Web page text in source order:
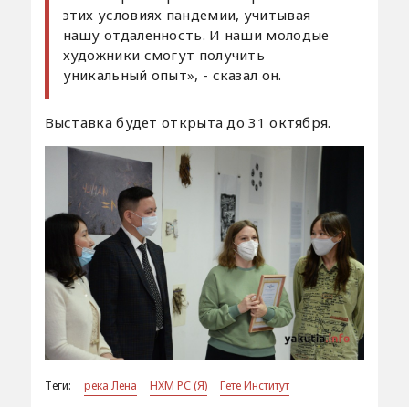
этих условиях пандемии, учитывая
нашу отдаленность. И наши молодые
художники смогут получить
уникальный опыт», - сказал он.
Выставка будет открыта до 31 октября.
Теги: река Лена НХМ РС (Я)
Гете Институт